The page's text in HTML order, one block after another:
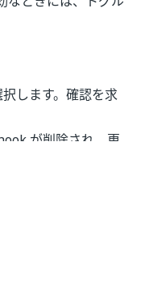
します。確認を求
が削除され、更